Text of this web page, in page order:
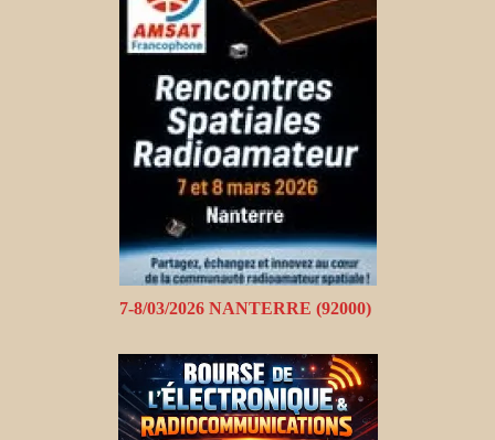
7-8/03/2026 NANTERRE (92000)